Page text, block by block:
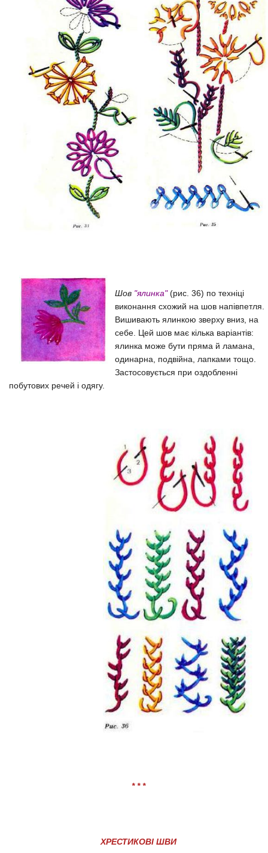
Шов "ялинка"(рис. 36) по техніці
виконання схожий на шов напівпетля.
Вишивають ялинкою зверху вниз, на
себе. Цей шов має кілька варіантів:
ялинка може бути пряма й ламана,
одинарна, подвійна, лапками тощо.
Застосовується при оздобленні
побутових речей і одягу.
* * *
ХРЕСТИКОВІ ШВИ